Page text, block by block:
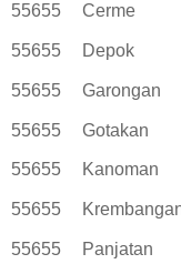
55655 Cerme
55655 Depok
55655 Garongan
55655 Gotakan
55655 Kanoman
55655
55655 Panjatan